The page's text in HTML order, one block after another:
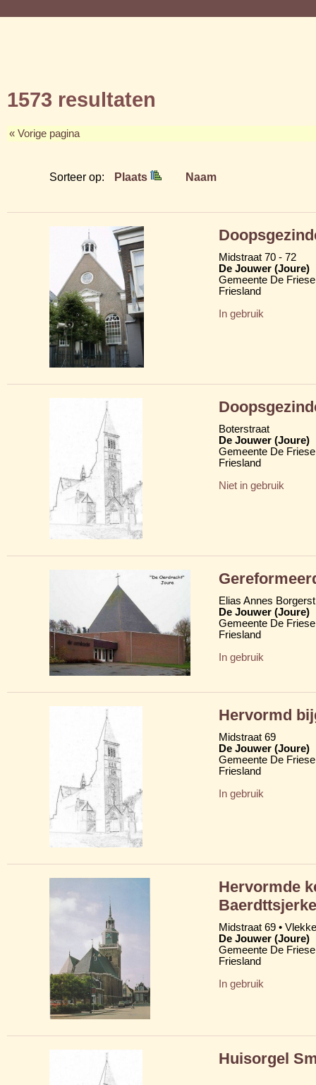
1573 resultaten
« Vorige pagina
Sorteer op: Plaats Naam
Midstraat 70 - 72
De Jouwer (Joure)
Gemeente De
Friesland
In gebruik
Boterstraat
De Jouwer (Joure)
Gemeente De
Friesland
Niet in gebruik
Elias Annes
De Jouwer (Joure)
Gemeente De
Friesland
In gebruik
Hervormd
Midstraat 69
De Jouwer (Joure)
Gemeente De
Friesland
In gebruik
Hervormde
Baerdttsjerke
Midstraat 69 • Vlekke
De Jouwer (Joure)
Gemeente De
Friesland
In gebruik
Huisorgel